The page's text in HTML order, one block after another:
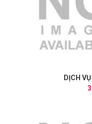
DỊCH